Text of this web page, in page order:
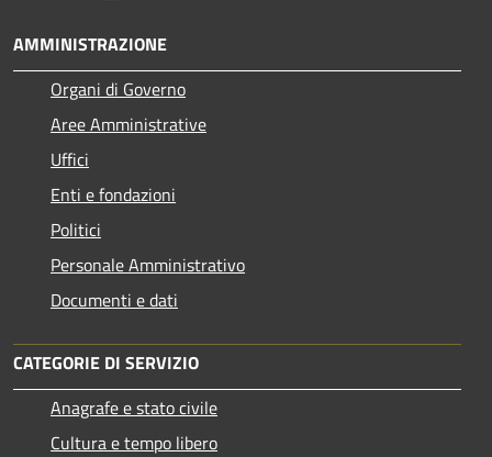
AMMINISTRAZIONE
Organi di Governo
Aree Amministrative
Uffici
Enti e fondazioni
Politici
Personale Amministrativo
Documenti e dati
CATEGORIE DI SERVIZIO
Anagrafe e stato civile
Cultura e tempo libero